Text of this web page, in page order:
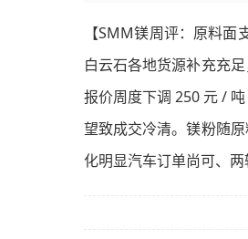
【SMM镁周评：原料
白云石各地货源补充充
报价周度下调 250 元 /
望致成交冷清。镁粉随
化明显汽车订单尚可、